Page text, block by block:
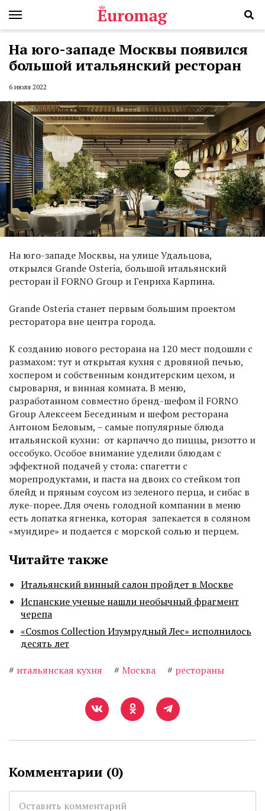
На юго-западе Москвы появился
большой итальянский ресторан
6 июля 2022
На юго-западе Москвы, на улице Удальцова,
открылся Grande Osteria, большой итальянский
ресторан il FORNO Group и Генриха Карпина.
Grande Osteria станет первым большим проектом
ресторатора вне центра города.
К созданию нового ресторана на 120 мест подошли с
размахом: тут и открытая кухня с дровяной печью,
хоспером и собственным кондитерским цехом, и
сыроварня, и винная комната. В меню,
разработанном совместно бренд-шефом il FORNO
Group Алексеем Бесединым и шефом ресторана
Антоном Беловым, – самые популярные блюда
итальянской кухни: от карпаччо до пиццы, ризотто и
оссобуко. Особое внимание уделили блюдам с
эффектной подачей у стола: спагетти с
морепродуктами, и паста на двоих со стейком топ
блейд и пряным соусом из зеленого перца, и сибас в
луке-порее. Для очень голодной компании в меню
есть лопатка ягненка, которая запекается в соляном
«мундире» и подается с морской солью и перцем.
Читайте также
Итальянский винный салон пройдет в Москве
Испанские ученые нашли необычный фрагмент
черепа
«Cosmos Collection Изумрудный Лес» исполнилось
десять лет
# итальянская кухня # Москва # рестораны
Комментарии (0)